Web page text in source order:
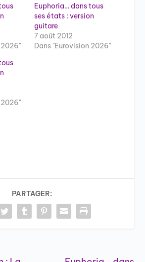
2026"
Euphoria… dans tous
ses états : version
guitare
7 août 2012
Dans "Eurovision 2026"
2026"
PARTAGER: